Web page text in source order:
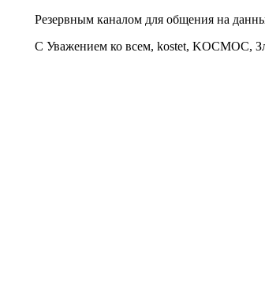
Резервным каналом для общения на
С Уважением ко всем, kostet, KOCMOC,